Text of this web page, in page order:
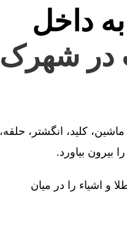
داخل
در شهرک
کلید، انگشتر، حلقه،
بیرون بیاورد.
و اشیاء را در میان